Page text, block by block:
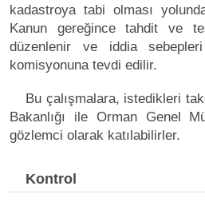
kadastroya tabi olması
Kanun gereğince tahdit ve
düzenlenir ve iddia
komisyonuna tevdi edilir.
Bu çalışmalara, istedikleri
Bakanlığı ile Orman Genel
gözlemci olarak katılabilirler.
Kontrol